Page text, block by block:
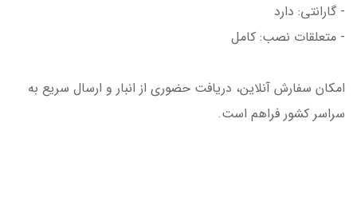
- گارانتی: دارد
- متعلقات نصب: کامل
امکان سفارش آنلاین، دریافت حضوری از انبار و ارسال سریع به
سراسر کشور فراهم است.